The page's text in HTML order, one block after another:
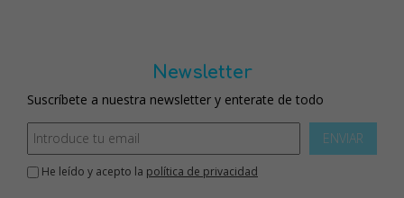
Newsletter
Suscríbete a nuestra newsletter y enterate de todo
ENVIAR
He leído y acepto la política de privacidad